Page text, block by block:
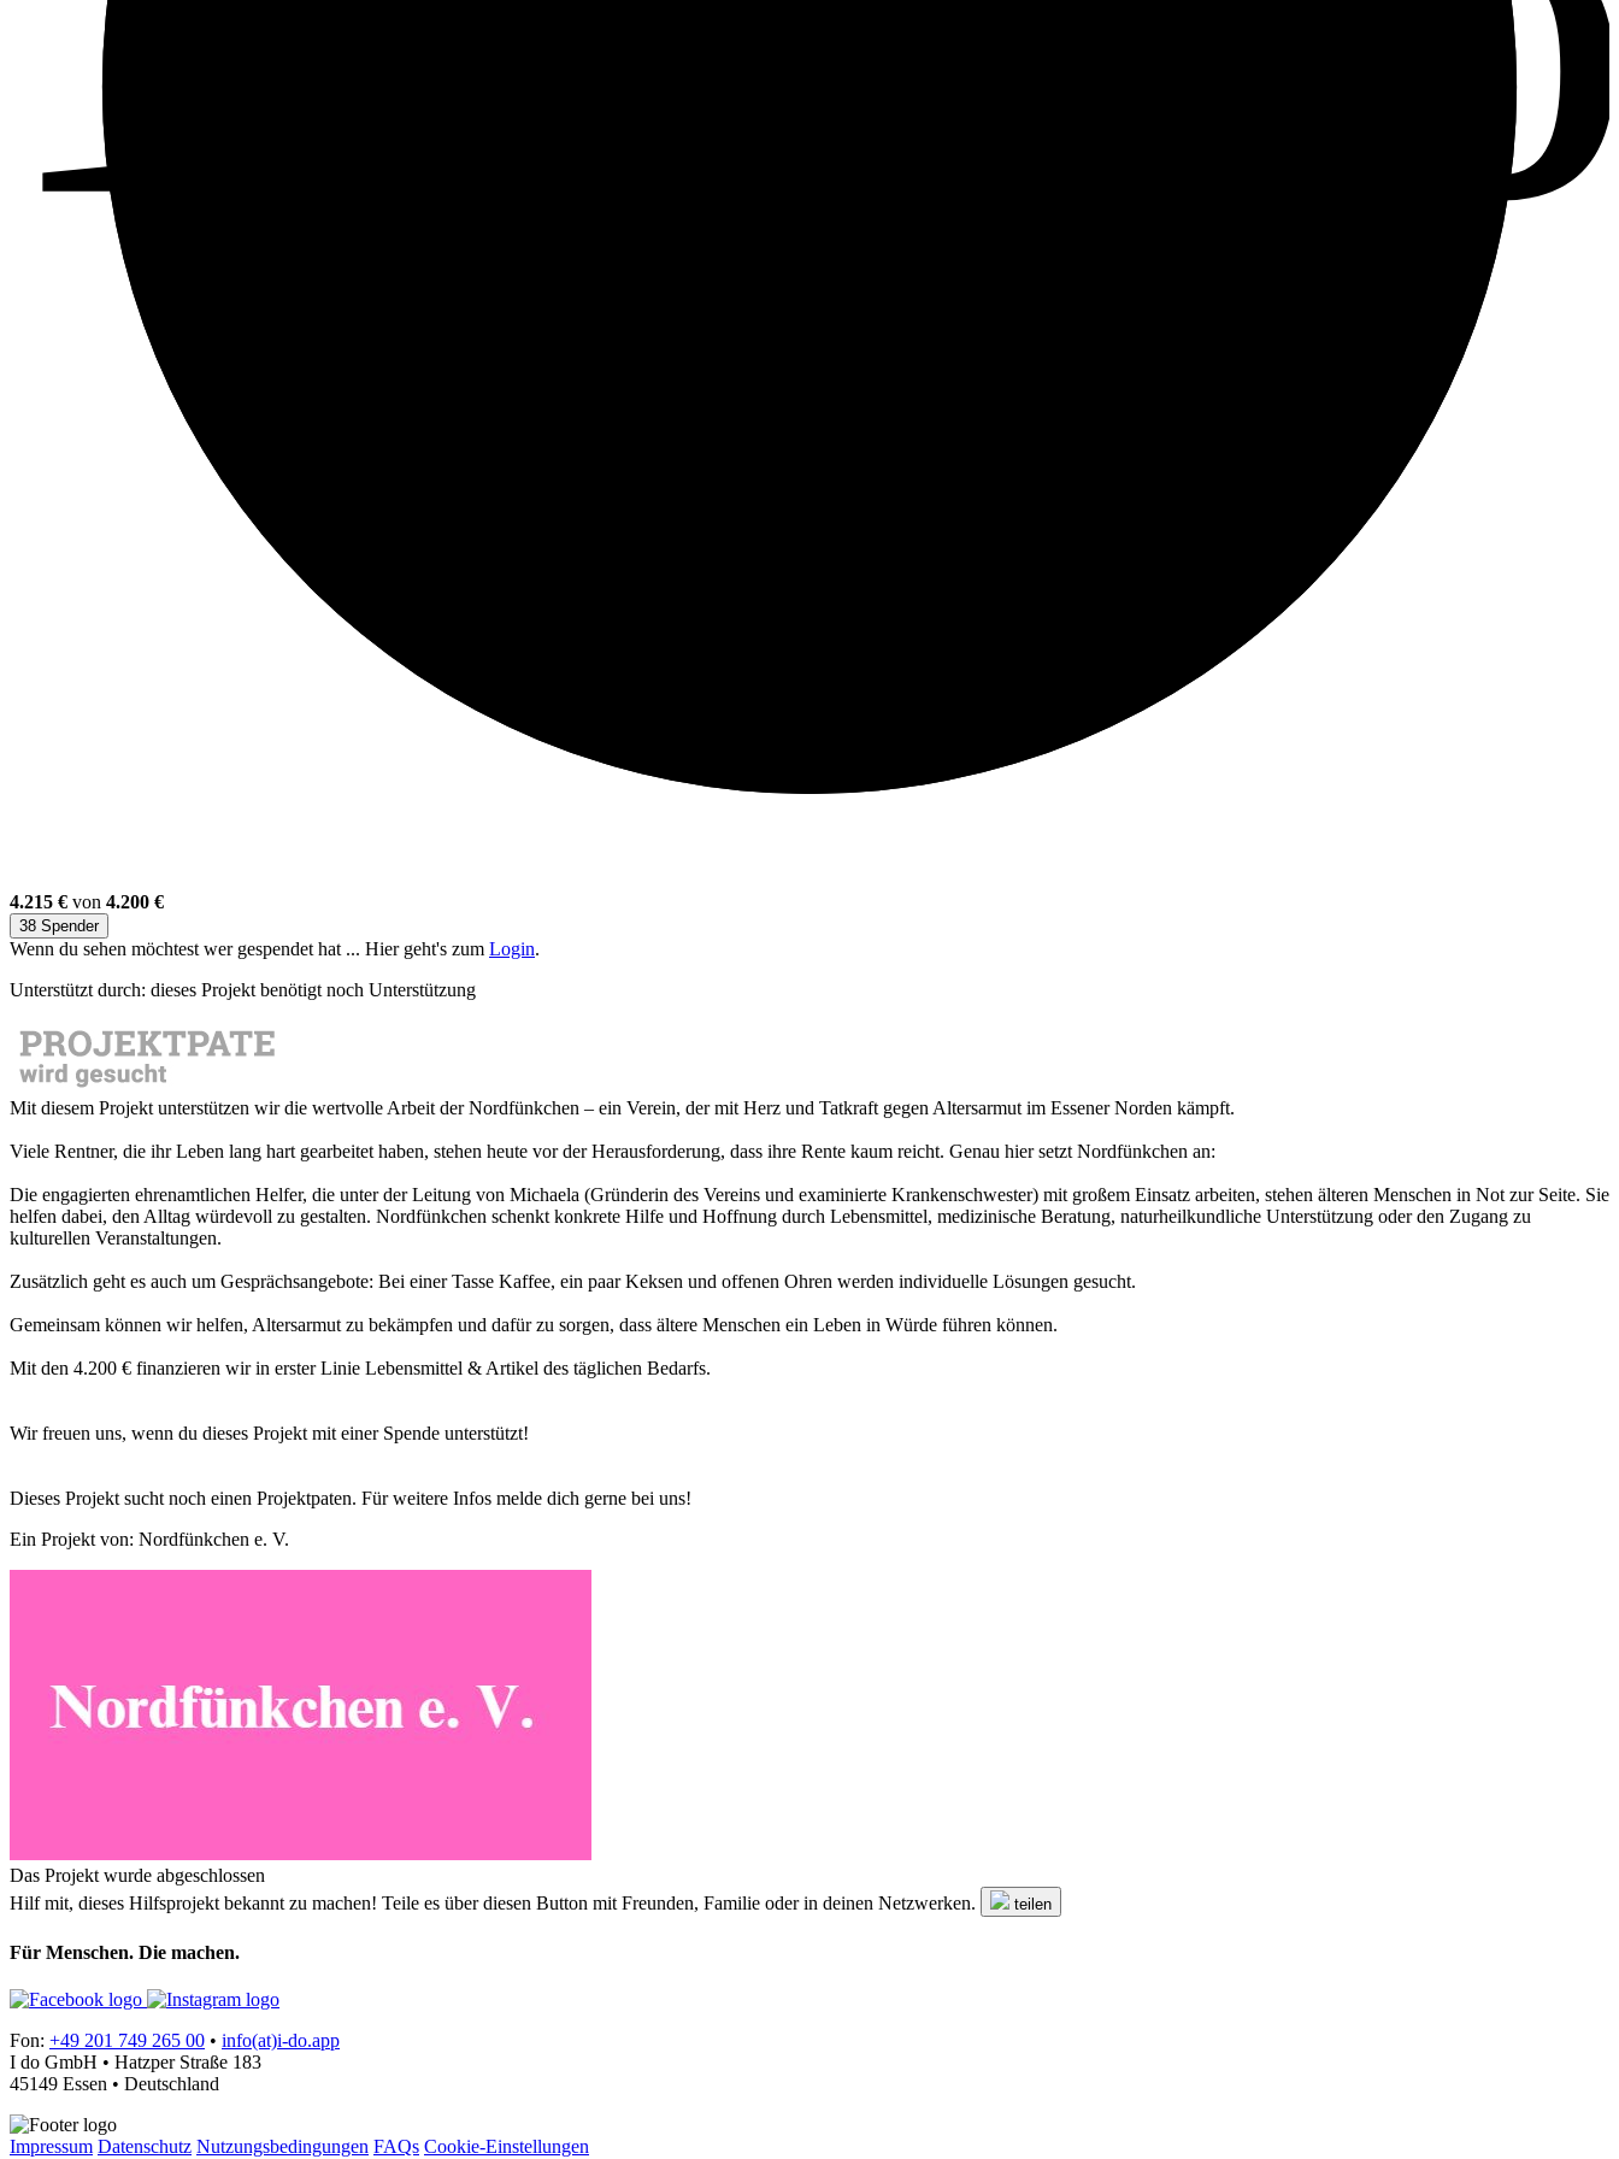
4.215 € von 4.200 €
38 Spender
Wenn du sehen möchtest wer gespendet hat ... Hier geht's zum Login.
Unterstützt durch: dieses Projekt benötigt noch Unterstützung
Mit diesem Projekt unterstützen wir die wertvolle Arbeit der Nordfünkchen – ein Verein, der mit Herz und Tatkraft gegen Altersarmut im Essener Norden kämpft.
Viele Rentner, die ihr Leben lang hart gearbeitet haben, stehen heute vor der Herausforderung, dass ihre Rente kaum reicht. Genau hier setzt Nordfünkchen an:
Die engagierten ehrenamtlichen Helfer, die unter der Leitung von Michaela (Gründerin des Vereins und examinierte Krankenschwester) mit großem Einsatz arbeiten, stehen älteren Menschen in Not zur Seite. Sie
helfen dabei, den Alltag würdevoll zu gestalten. Nordfünkchen schenkt konkrete Hilfe und Hoffnung durch Lebensmittel, medizinische Beratung, naturheilkundliche Unterstützung oder den Zugang zu
kulturellen Veranstaltungen.
Zusätzlich geht es auch um Gesprächsangebote: Bei einer Tasse Kaffee, ein paar Keksen und offenen Ohren werden individuelle Lösungen gesucht.
Gemeinsam können wir helfen, Altersarmut zu bekämpfen und dafür zu sorgen, dass ältere Menschen ein Leben in Würde führen können.
Mit den 4.200 € finanzieren wir in erster Linie Lebensmittel & Artikel des täglichen Bedarfs.
Wir freuen uns, wenn du dieses Projekt mit einer Spende unterstützt!
Dieses Projekt sucht noch einen Projektpaten. Für weitere Infos melde dich gerne bei uns!
Ein Projekt von: Nordfünkchen e. V.
Das Projekt wurde abgeschlossen
Hilf mit, dieses Hilfsprojekt bekannt zu machen! Teile es über diesen Button mit Freunden, Familie oder in deinen Netzwerken.
teilen
Für Menschen. Die machen.
Fon: +49 201 749 265 00 • info(at)i-do.app
I do GmbH • Hatzper Straße 183
45149 Essen • Deutschland
Impressum Datenschutz Nutzungsbedingungen FAQs Cookie-Einstellungen